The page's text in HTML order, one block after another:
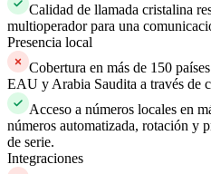
Calidad de llamada cristalina
multioperador para una
Presencia local
Cobertura en más de 150
EAU y Arabia Saudita a través de
Acceso a números locales en
números automatizada, rotación y
de serie.
Integraciones